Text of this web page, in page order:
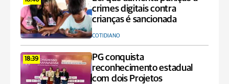
crimes digitais contra
crianças é sancionada
COTIDIANO
18:39
PG conquista
reconhecimento estadual
com dois Projetos